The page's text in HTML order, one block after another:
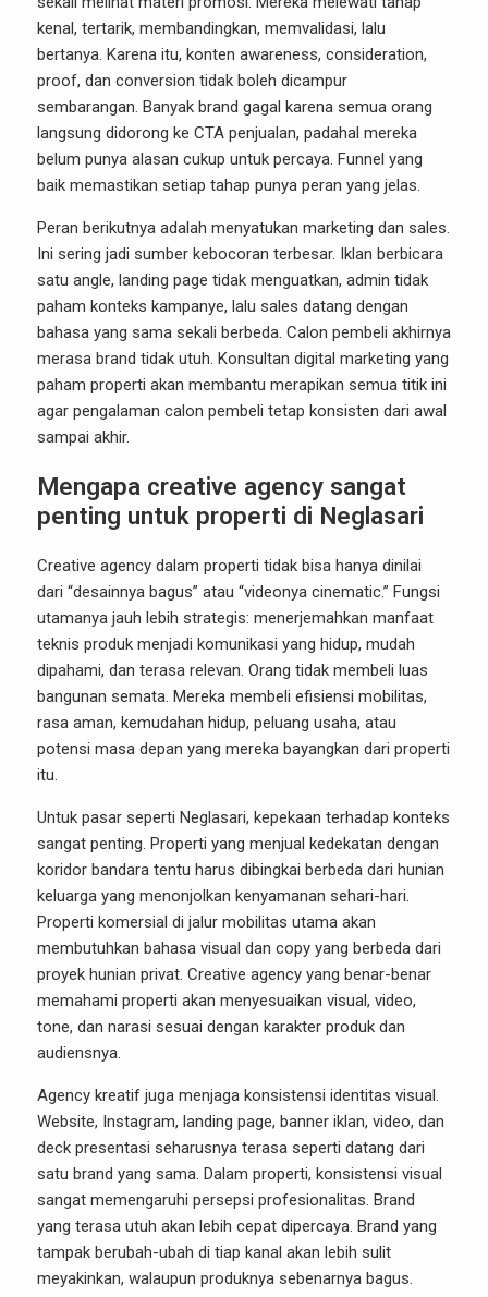
kenal, tertarik, membandingkan, memvalidasi, lalu
bertanya. Karena itu, konten awareness, consideration,
proof, dan conversion tidak boleh dicampur
sembarangan. Banyak brand gagal karena semua orang
langsung didorong ke CTA penjualan, padahal mereka
belum punya alasan cukup untuk percaya. Funnel yang
baik memastikan setiap tahap punya peran yang jelas.
Peran berikutnya adalah menyatukan marketing dan sales.
Ini sering jadi sumber kebocoran terbesar. Iklan berbicara
satu angle, landing page tidak menguatkan, admin tidak
paham konteks kampanye, lalu sales datang dengan
bahasa yang sama sekali berbeda. Calon pembeli akhirnya
merasa brand tidak utuh. Konsultan digital marketing yang
paham properti akan membantu merapikan semua titik ini
agar pengalaman calon pembeli tetap konsisten dari awal
sampai akhir.
Mengapa creative agency sangat
penting untuk properti di Neglasari
Creative agency dalam properti tidak bisa hanya dinilai
dari “desainnya bagus” atau “videonya cinematic.” Fungsi
utamanya jauh lebih strategis: menerjemahkan manfaat
teknis produk menjadi komunikasi yang hidup, mudah
dipahami, dan terasa relevan. Orang tidak membeli luas
bangunan semata. Mereka membeli efisiensi mobilitas,
rasa aman, kemudahan hidup, peluang usaha, atau
potensi masa depan yang mereka bayangkan dari properti
itu.
Untuk pasar seperti Neglasari, kepekaan terhadap konteks
sangat penting. Properti yang menjual kedekatan dengan
koridor bandara tentu harus dibingkai berbeda dari hunian
keluarga yang menonjolkan kenyamanan sehari-hari.
Properti komersial di jalur mobilitas utama akan
membutuhkan bahasa visual dan copy yang berbeda dari
proyek hunian privat. Creative agency yang benar-benar
memahami properti akan menyesuaikan visual, video,
tone, dan narasi sesuai dengan karakter produk dan
audiensnya.
Agency kreatif juga menjaga konsistensi identitas visual.
Website, Instagram, landing page, banner iklan, video, dan
deck presentasi seharusnya terasa seperti datang dari
satu brand yang sama. Dalam properti, konsistensi visual
sangat memengaruhi persepsi profesionalitas. Brand
yang terasa utuh akan lebih cepat dipercaya. Brand yang
tampak berubah-ubah di tiap kanal akan lebih sulit
meyakinkan, walaupun produknya sebenarnya bagus.